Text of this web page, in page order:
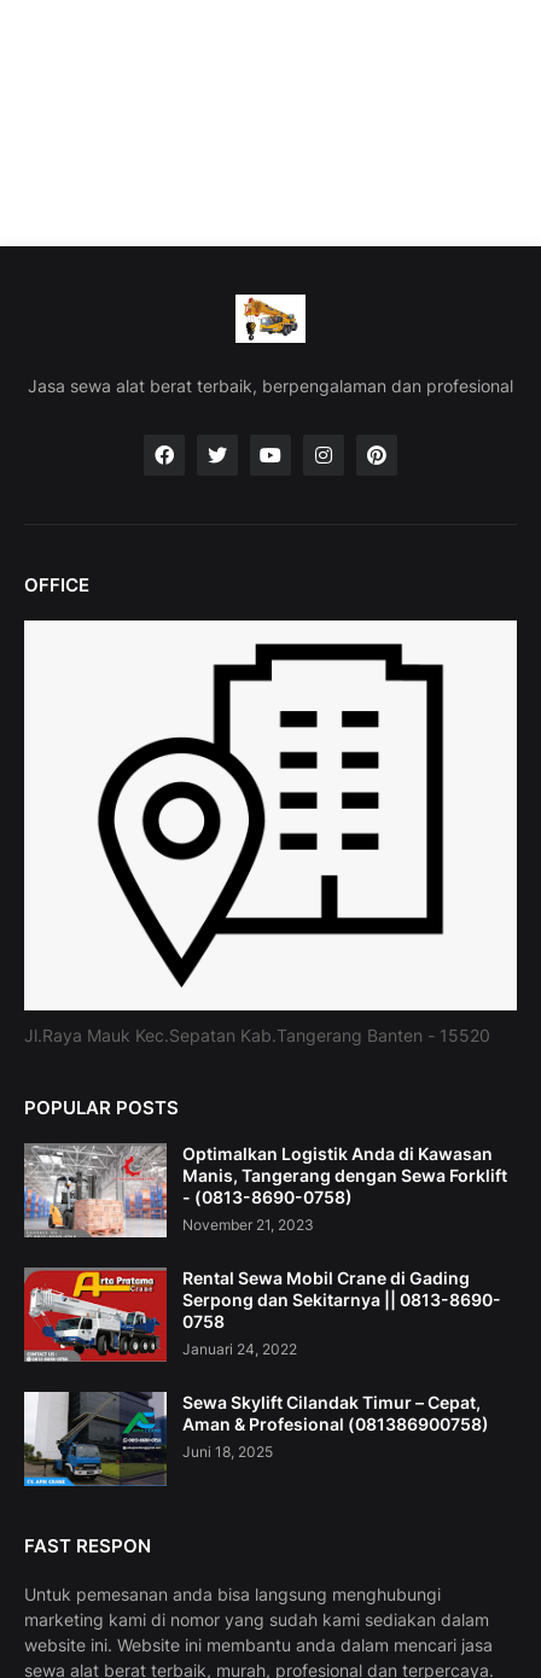
Jasa sewa alat berat terbaik, berpengalaman dan profesional
OFFICE
Jl.Raya Mauk Kec.Sepatan Kab.Tangerang Banten - 15520
POPULAR POSTS
Optimalkan Logistik Anda di Kawasan
Manis, Tangerang dengan Sewa Forklift
- (0813-8690-0758)
November 21, 2023
Rental Sewa Mobil Crane di Gading
Serpong dan Sekitarnya || 0813-8690-
0758
Januari 24, 2022
Sewa Skylift Cilandak Timur – Cepat,
Aman & Profesional (081386900758)
Juni 18, 2025
FAST RESPON
Untuk pemesanan anda bisa langsung menghubungi
marketing kami di nomor yang sudah kami sediakan dalam
website ini. Website ini membantu anda dalam mencari jasa
sewa alat berat terbaik, murah, profesional dan terpercaya.